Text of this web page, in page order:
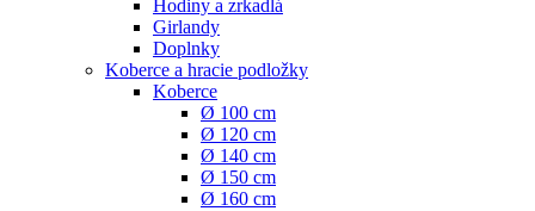
Hodiny a zrkadlá
Girlandy
Doplnky
Koberce a hracie podložky
Koberce
Ø 100 cm
Ø 120 cm
Ø 140 cm
Ø 150 cm
Ø 160 cm